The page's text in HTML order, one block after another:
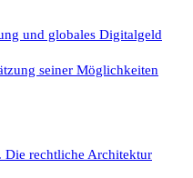
und globales Digitalgeld
seiner Möglichkeiten
rechtliche Architektur